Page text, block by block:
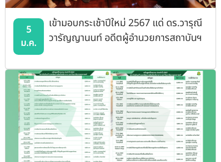
5
ม.ค.
เข้ามอบกระเช้าปีใหม่ 2567 แด่ ดร.วารุณี
วารัญญานนท์ อดีตผู้อำนวยการสถาบันฯ